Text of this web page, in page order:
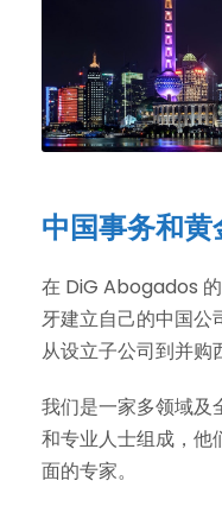
中国事务和
在 DiG Abogados
牙建立自己的中国公
从设立子公司到并购
我们是一家多领域及
和专业人士组成，他
面的专家。